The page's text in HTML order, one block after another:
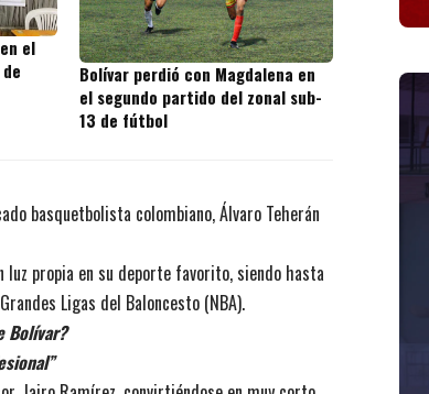
el
Bolívar perdió con Magdalena en
el segundo partido del zonal sub-
13 de fútbol
basquetbolista colombiano, Álvaro Teherán
luz propia en su deporte favorito, siendo hasta
Ligas del Baloncesto (NBA).
Bolívar?